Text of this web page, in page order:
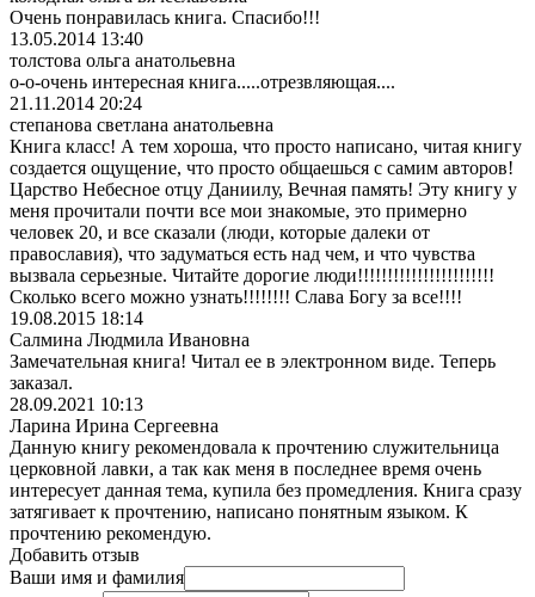
Очень понравилась книга. Спасибо!!!
13.05.2014 13:40
толстова ольга анатольевна
о-о-очень интересная книга.....отрезвляющая....
21.11.2014 20:24
степанова светлана анатольевна
Книга класс! А тем хороша, что просто написано, читая книгу
создается ощущение, что просто общаешься с самим авторов!
Царство Небесное отцу Даниилу, Вечная память! Эту книгу у
меня прочитали почти все мои знакомые, это примерно
человек 20, и все сказали (люди, которые далеки от
православия), что задуматься есть над чем, и что чувства
вызвала серьезные. Читайте дорогие люди!!!!!!!!!!!!!!!!!!!!!!!
Сколько всего можно узнать!!!!!!!! Слава Богу за все!!!!
19.08.2015 18:14
Салмина Людмила Ивановна
Замечательная книга! Читал ее в электронном виде. Теперь
заказал.
28.09.2021 10:13
Ларина Ирина Сергеевна
Данную книгу рекомендовала к прочтению служительница
церковной лавки, а так как меня в последнее время очень
интересует данная тема, купила без промедления. Книга сразу
затягивает к прочтению, написано понятным языком. К
прочтению рекомендую.
Добавить отзыв
Ваши имя и фамилия